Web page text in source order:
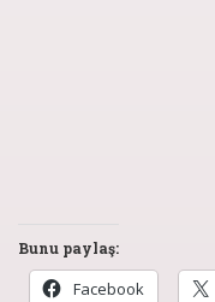
Bunu paylaş:
Facebook